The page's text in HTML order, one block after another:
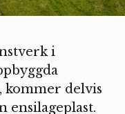
i
kommer delvis
ensilageplast.